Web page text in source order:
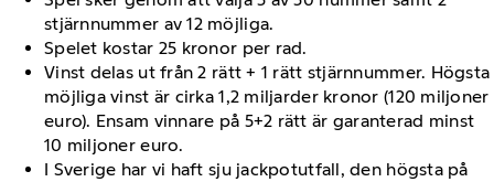
stjärnnummer av 12 möjliga.
Spelet kostar 25 kronor per rad.
Vinst delas ut från 2 rätt + 1 rätt stjärnnummer. Högsta
möjliga vinst är cirka 1,2 miljarder kronor (120 miljoner
euro). Ensam vinnare på 5+2 rätt är garanterad minst
10 miljoner euro.
I Sverige har vi haft sju jackpotutfall, den högsta på